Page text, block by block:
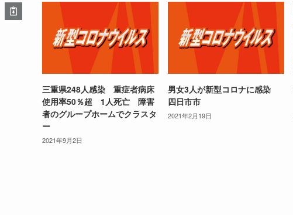
三重県248人感染 重症者病床
使用率50％超 1人死亡 障害
者のグループホームでクラスタ
ー
2021年9月2日
男女3人が新型コロナに感染
四日市市
2021年2月19日